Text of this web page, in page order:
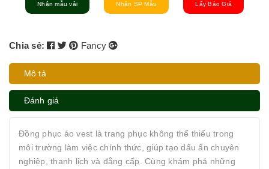
Nhận mẫu vải Nhận SP Mẫu Lấy Báo Giá
Chia sẻ: Fancy
Mô tả
Đánh giá
Đồng phục áo vest là trang phục không thể thiếu trong
môi trường làm việc chính thức, giúp tạo dấu ấn chuyên
nghiệp, thanh lịch và đẳng cấp. Cùng khám phá những